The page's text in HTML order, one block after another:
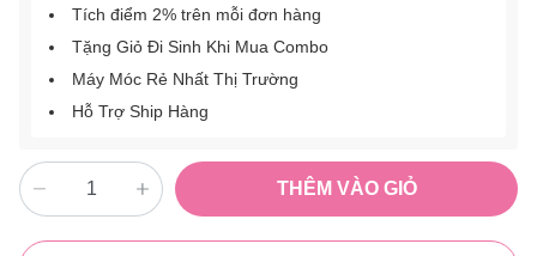
Tích điểm 2% trên mỗi đơn hàng
Tặng Giỏ Đi Sinh Khi Mua Combo
Máy Móc Rẻ Nhất Thị Trường
Hỗ Trợ Ship Hàng
THÊM VÀO GIỎ